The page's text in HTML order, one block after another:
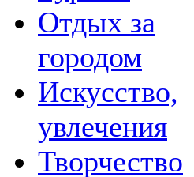
Отдых за
городом
Искусство,
увлечения
Творчество